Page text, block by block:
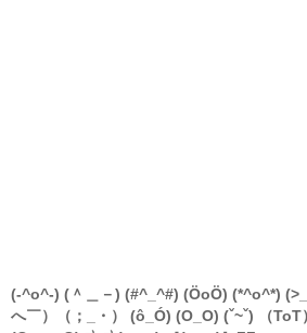
(-^o^-) (＾＿－) (#^_^#) (ÖoÖ) (*^o^*)
へ￣）（；_・） (ô_Ó) (O_O) (ˇ~ˇ) （ToT）